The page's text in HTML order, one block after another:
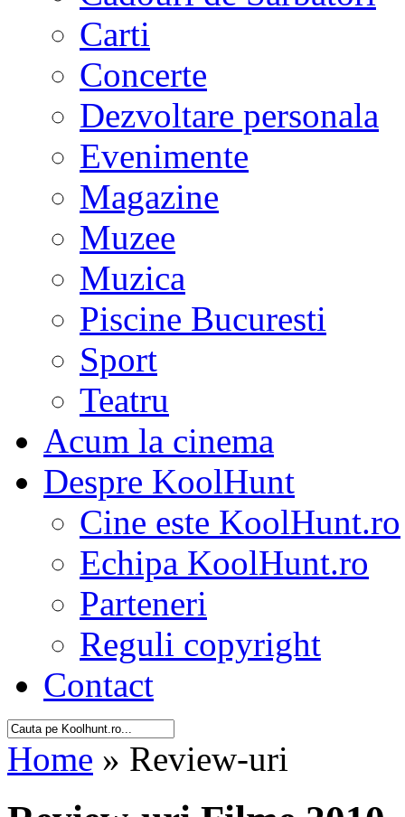
Carti
Concerte
Dezvoltare personala
Evenimente
Magazine
Muzee
Muzica
Piscine Bucuresti
Sport
Teatru
Acum la cinema
Despre KoolHunt
Cine este KoolHunt.ro
Echipa KoolHunt.ro
Parteneri
Reguli copyright
Contact
Home » Review-uri